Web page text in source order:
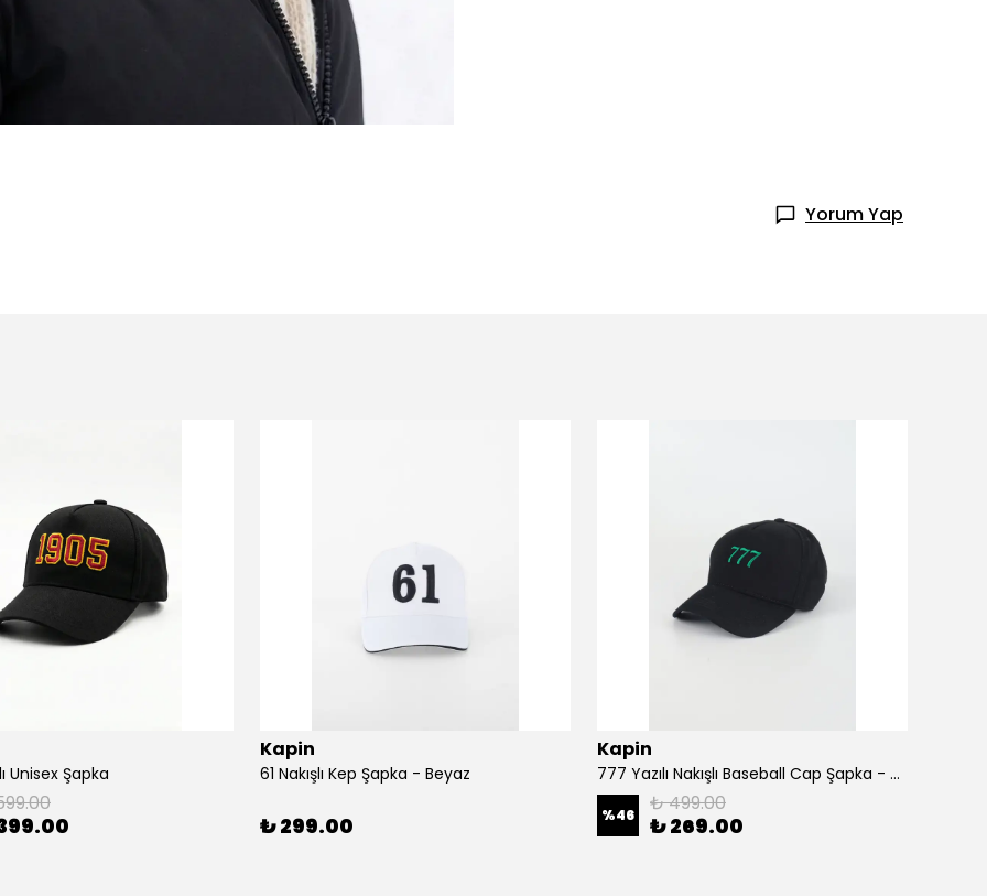
Yorum Yap
Unisex Şapka
Kapin
61 Nakışlı Kep Şapka - Beyaz
₺ 299.00
Kapin
777 Yazılı Nakışlı Baseball Cap Şapka - Siyah
%46 ₺ 499.00
₺ 269.00